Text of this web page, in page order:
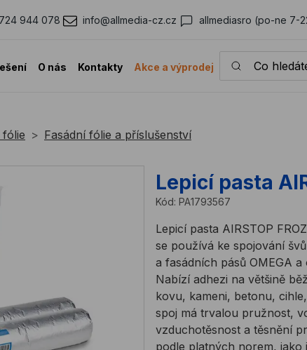
724 944 078 info@allmedia-cz.cz allmediasro (po-ne 7-
O nás Kontakty Akce a výprodej
Co hledáte?
fólie Fasádní fólie a příslušenství
Lepicí pasta
Kód: PA1793567
Lepicí pasta AIRSTOP
se používá ke spojování
a fasádních pásů OMEGA
Nabízí adhezi na většině
kovu, kameni, betonu,
spoj má trvalou pružnost,
vzduchotěsnost a těsnění
podle platných norem, jako